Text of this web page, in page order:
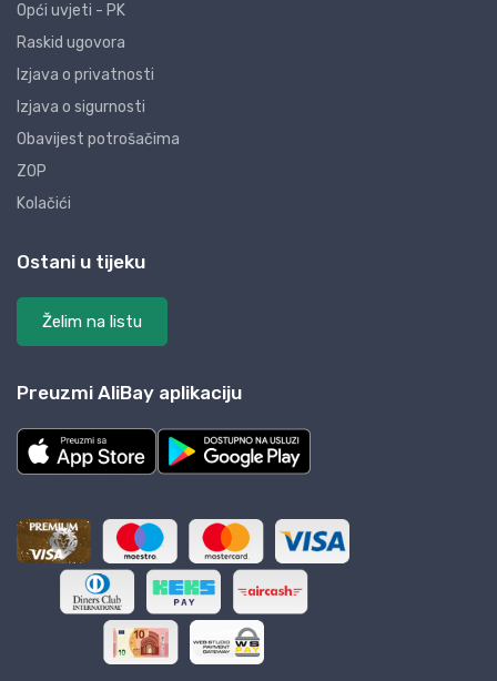
Opći uvjeti - PK
Raskid ugovora
Izjava o privatnosti
Izjava o sigurnosti
Obavijest potrošačima
ZOP
Kolačići
Ostani u tijeku
Želim na listu
Preuzmi AliBay aplikaciju